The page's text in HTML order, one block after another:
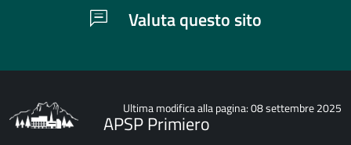
Valuta questo sito
Ultima modifica alla pagina: 08 settembre 2025
APSP Primiero